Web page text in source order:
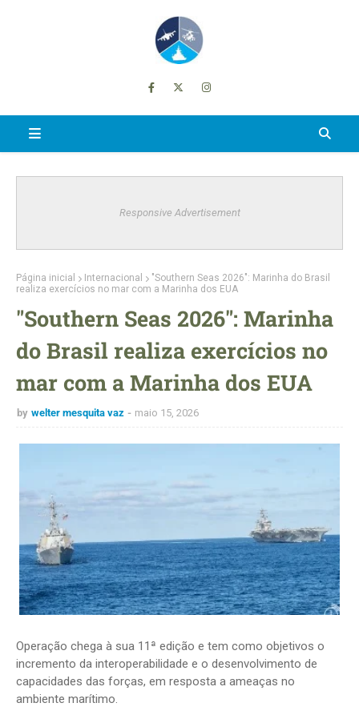
Responsive Advertisement
Página inicial Internacional
"Southern Seas 2026": Marinha do Brasil
realiza exercícios no mar com a Marinha dos EUA
"Southern Seas 2026": Marinha
do Brasil realiza exercícios no
mar com a Marinha dos EUA
by welter mesquita vaz maio 15, 2026
Operação chega à sua 11ª edição e tem como objetivos o
incremento da interoperabilidade e o desenvolvimento de
capacidades das forças, em resposta a ameaças no
ambiente marítimo.